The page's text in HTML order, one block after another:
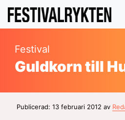
Festival
Guldkorn till
Publicerad: 13 februari 2012 av